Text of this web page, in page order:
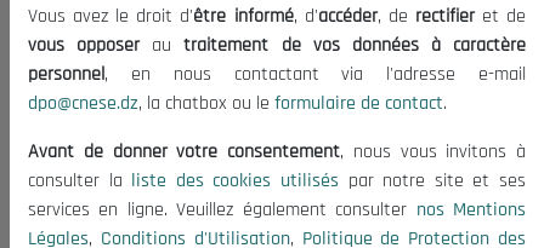
Informations utiles
Appels d'offres et Consultations
Mentions Légales
Conditions d'Utilisation
Politique de Protection des Données
Politique des Cookies
Vous avez le droit d'être informé, d'accéder, de rectifieret de
vous opposerautraitement de vos données à caractère
personnel, en nous contactant via l'adresse e-mail
dpo@cnese.dz, la chatbox ou le formulaire de contact.
Avant de donner votre consentement, nous vous invitons à
consulter la liste des cookies utilisés par notre site et ses
services en ligne. Veuillez également consulter nos Mentions
Légales, Conditions d'Utilisation, Politique de Protection des